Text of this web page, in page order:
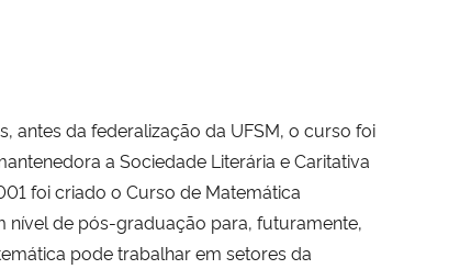
antes da federalização da UFSM, o curso foi
a Sociedade Literária e Caritativa
foi criado o Curso de Matemática
nível de pós-graduação para, futuramente,
pode trabalhar em setores da